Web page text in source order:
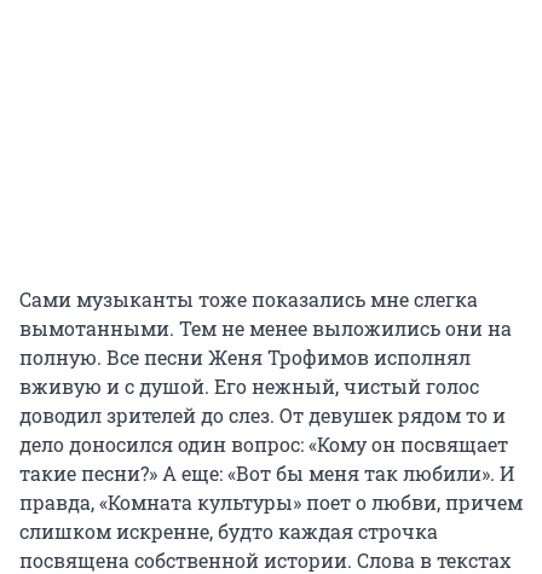
Сами музыканты тоже показались мне слегка
вымотанными. Тем не менее выложились они на
полную. Все песни Женя Трофимов исполнял
вживую и с душой. Его нежный, чистый голос
доводил зрителей до слез. От девушек рядом то и
дело доносился один вопрос: «Кому он посвящает
такие песни?» А еще: «Вот бы меня так любили». И
правда, «Комната культуры» поет о любви, причем
слишком искренне, будто каждая строчка
посвящена собственной истории. Слова в текстах